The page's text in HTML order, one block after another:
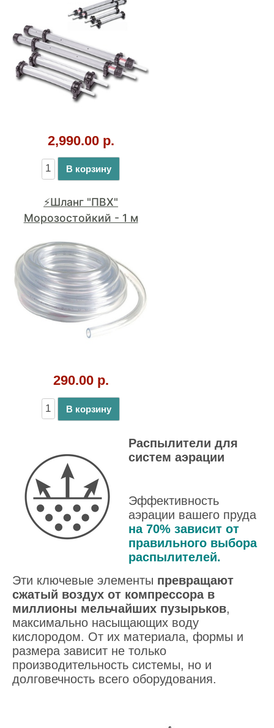
290.00 р.
В корзину
Распылители для
систем аэрации
Эффективность
аэрации вашего пруда
на 70% зависит от
правильного выбора
распылителей.
Эти ключевые элементы превращают
сжатый воздух от компрессора в
миллионы мельчайших пузырьков,
максимально насыщающих воду
кислородом. От их материала, формы и
размера зависит не только
производительность системы, но и
долговечность всего оборудования.